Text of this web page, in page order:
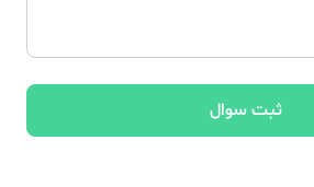
ثبت سوال